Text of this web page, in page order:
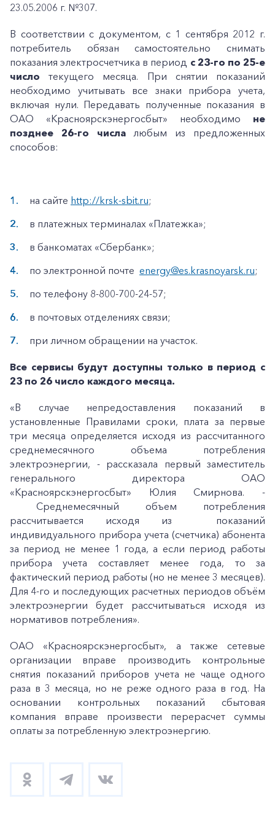
+7-800-700-24-57
Частным клиентам
23.05.2006 г. №307.
В соответствии с документом, с 1 сентября 2012 г.
потребитель обязан самостоятельно снимать
показания электросчетчика в период с 23-го по 25-е
числотекущего месяца. При снятии показаний
необходимо учитывать все знаки прибора учета,
включая нули. Передавать полученные показания в
ОАО «Красноярскэнергосбыт» необходимо не
позднее 26-го
числалюбым из предложенных
способов:
на сайте http://krsk-sbit.ru;
в платежных терминалах «Платежка»;
в банкоматах «Сбербанк»;
по электронной почте energy@es.krasnoyarsk.ru;
по телефону 8-800-700-24-57;
в почтовых отделениях связи;
при личном обращении на участок.
Все сервисы будут доступны только в период с
23 по 26 число каждого месяца.
«В случае непредоставления показаний в
установленные Правилами сроки, плата за первые
три месяца определяется исходя из рассчитанного
среднемесячного объема потребления
электроэнергии, - рассказала первый заместитель
генерального директора ОАО
«Красноярскэнергосбыт» Юлия Смирнова. -
Среднемесячный объем потребления
рассчитывается исходя из показаний
индивидуального прибора учета (счетчика) абонента
за период не менее 1 года, а если период работы
прибора учета составляет менее года, то за
фактический период работы (но не менее 3 месяцев).
Для 4-го и последующих расчетных периодов объём
электроэнергии будет рассчитываться исходя из
нормативов потребления».
ОАО «Красноярскэнергосбыт», а также сетевые
организации вправе производить контрольные
снятия показаний приборов учета не чаще одного
раза в 3 месяца, но не реже одного раза в год. На
основании контрольных показаний сбытовая
компания вправе произвести перерасчет суммы
оплаты за потребленную электроэнергию.